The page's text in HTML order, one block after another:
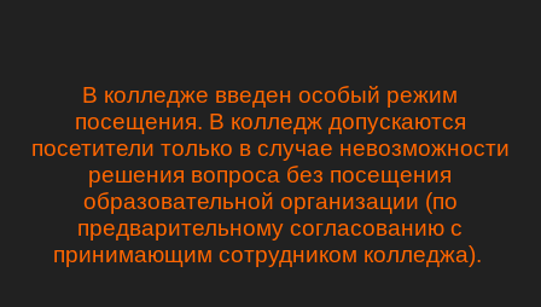
В колледже введен особый режим
посещения. В колледж допускаются
посетители только в случае невозможности
решения вопроса без посещения
образовательной организации (по
предварительному согласованию с
принимающим сотрудником колледжа).